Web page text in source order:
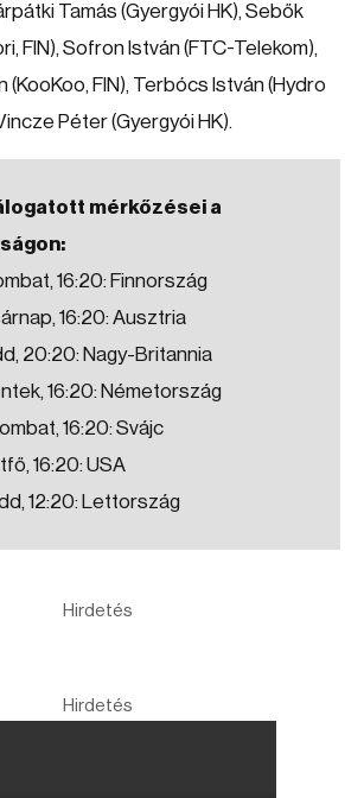
Tamás (Gyergyói HK), Sebők
FIN), Sofron István (FTC-Telekom),
(KooKoo, FIN), Terbócs István (Hydro
Péter (Gyergyói HK).
mérkőzései a
16:20: Finnország
16:20: Ausztria
20:20: Nagy-Britannia
16:20: Németország
16:20: Svájc
16:20: USA
12:20: Lettország
Hirdetés
Hirdetés